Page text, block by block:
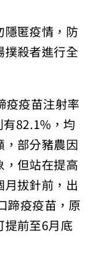
匿疫情，防
殺者進行全
疫苗注射率
82.1%，均
部分豬農因
但站在提高
拔針前，出
疫疫苗，原
前至6月底